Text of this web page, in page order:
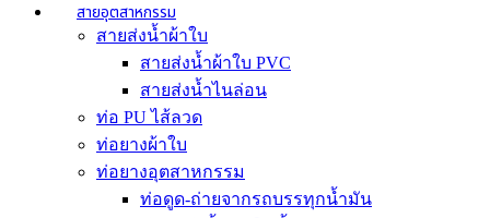
สายอุตสาหกรรม
สายส่งน้ำผ้าใบ
สายส่งน้ำผ้าใบ PVC
สายส่งน้ำไนล่อน
ท่อ PU ไส้ลวด
ท่อยางผ้าใบ
ท่อยางอุตสาหกรรม
ท่อดูด-ถ่ายจากรถบรรทุกน้ำมัน